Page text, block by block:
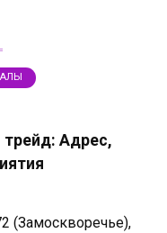
Адрес,
(Замоскворечье),